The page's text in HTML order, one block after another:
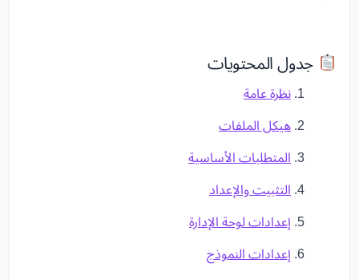
جدول المحتويات
نظرة عامة
هيكل الملفات
المتطلبات الأساسية
التثبيت والإعداد
إعدادات لوحة الإدارة
إعدادات النموذج